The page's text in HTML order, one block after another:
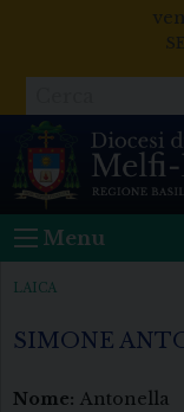
Menu
LAICA
SIMONE
Nome: Antonella